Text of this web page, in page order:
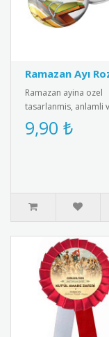
Ramazan Ayı
Ramazan ayina ozel
tasarlanmis, anlamli
estetik rozeti kesfedin.
Kiyafetlerinize sik bir
9,90 ₺